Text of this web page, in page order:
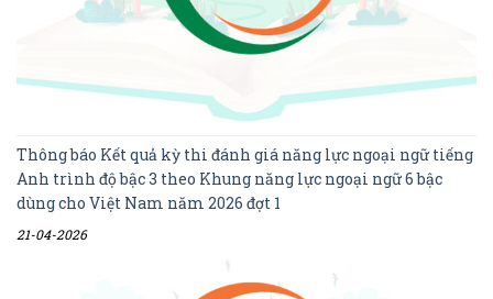
Thông báo Kết quả kỳ thi đánh giá năng lực ngoại ngữ tiếng
Anh trình độ bậc 3 theo Khung năng lực ngoại ngữ 6 bậc
dùng cho Việt Nam năm 2026 đợt 1
21-04-2026